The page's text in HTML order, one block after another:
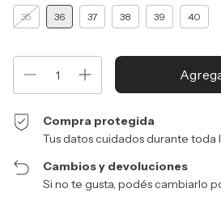
35 36 37 38 39 40
Compra protegida
Tus datos cuidados durante toda
Cambios y devoluciones
Si no te gusta, podés cambiarlo